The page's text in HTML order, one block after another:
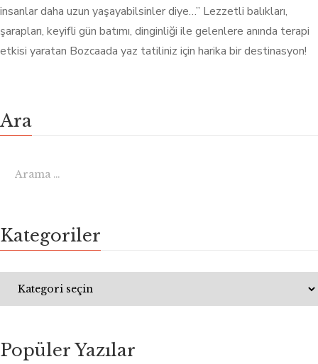
insanlar daha uzun yaşayabilsinler diye…” Lezzetli balıkları,
şarapları, keyifli gün batımı, dinginliği ile gelenlere anında terapi
etkisi yaratan Bozcaada yaz tatiliniz için harika bir destinasyon!
Ara
Kategoriler
Popüler Yazılar